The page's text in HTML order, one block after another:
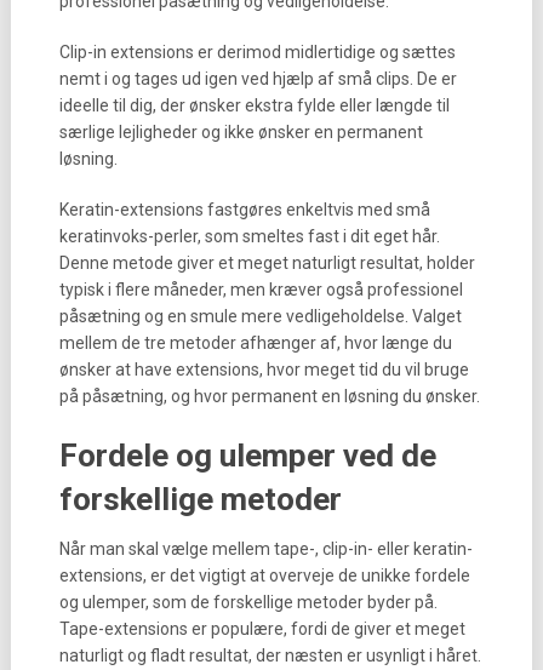
Clip-in extensions er derimod midlertidige og sættes
nemt i og tages ud igen ved hjælp af små clips. De er
ideelle til dig, der ønsker ekstra fylde eller længde til
særlige lejligheder og ikke ønsker en permanent
løsning.
Keratin-extensions fastgøres enkeltvis med små
keratinvoks-perler, som smeltes fast i dit eget hår.
Denne metode giver et meget naturligt resultat, holder
typisk i flere måneder, men kræver også professionel
påsætning og en smule mere vedligeholdelse. Valget
mellem de tre metoder afhænger af, hvor længe du
ønsker at have extensions, hvor meget tid du vil bruge
på påsætning, og hvor permanent en løsning du ønsker.
Fordele og ulemper ved de
forskellige metoder
Når man skal vælge mellem tape-, clip-in- eller keratin-
extensions, er det vigtigt at overveje de unikke fordele
og ulemper, som de forskellige metoder byder på.
Tape-extensions er populære, fordi de giver et meget
naturligt og fladt resultat, der næsten er usynligt i håret.